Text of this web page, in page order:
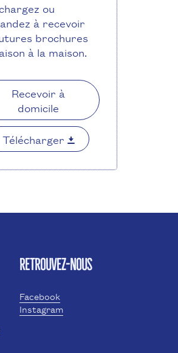
ou
à recevoir
brochures
à la maison.
Recevoir à
domicile
Télécharger
RETROUVEZ-NOUS
Facebook
Instagram